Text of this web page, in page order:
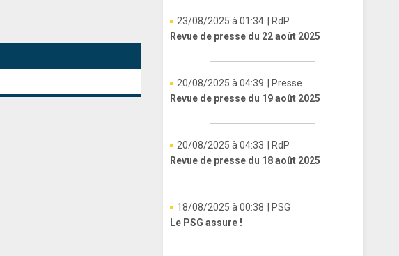
23/08/2025 à 01:34
| RdP
Revue de presse du 22 août 2025
20/08/2025 à 04:39
| Presse
Revue de presse du 19 août 2025
20/08/2025 à 04:33
| RdP
Revue de presse du 18 août 2025
18/08/2025 à 00:38
| PSG
Le PSG assure !